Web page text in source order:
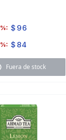
$ 96
$ 84
Fuera de stock